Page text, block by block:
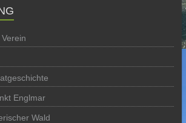
Englmar
Wald